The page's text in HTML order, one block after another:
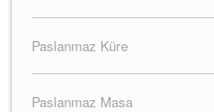
Paslanmaz Küre
Paslanmaz Masa